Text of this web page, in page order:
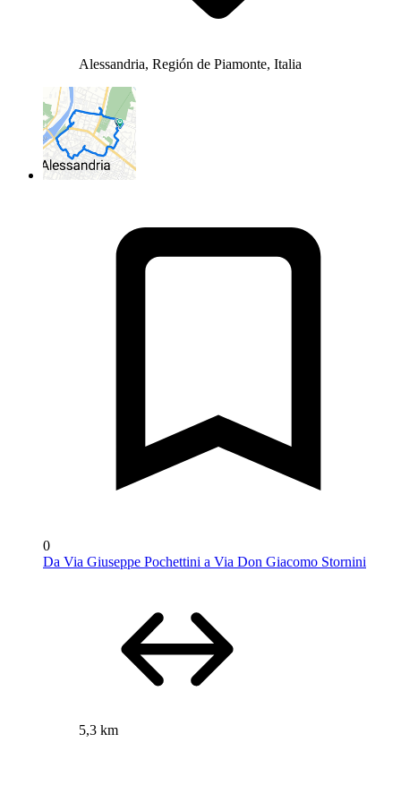
Alessandria, Región de Piamonte, Italia
0
Da Via Giuseppe Pochettini a Via Don Giacomo Stornini
5,3 km